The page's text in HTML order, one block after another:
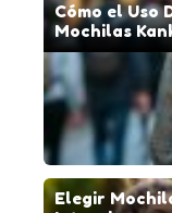
Cómo el Uso
Mochilas
Elegir